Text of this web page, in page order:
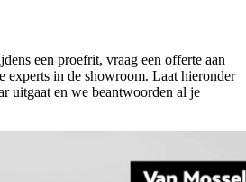
een proefrit, vraag een offerte aan
experts in de showroom. Laat hieronder
uitgaat en we beantwoorden al je